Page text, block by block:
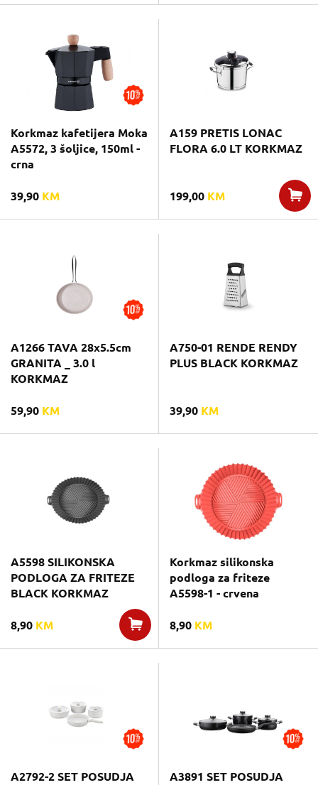
Korkmaz kafetijera Moka
A5572, 3 šoljice, 150ml -
crna
39,90 KM
A159 PRETIS LONAC
FLORA 6.0 LT KORKMAZ
199,00 KM
A1266 TAVA 28x5.5cm
GRANITA _ 3.0 l
KORKMAZ
59,90 KM
A750-01 RENDE RENDY
PLUS BLACK KORKMAZ
39,90 KM
A5598 SILIKONSKA
PODLOGA ZA FRITEZE
BLACK KORKMAZ
8,90 KM
Korkmaz silikonska
podloga za friteze
A5598-1 - crvena
8,90 KM
A2792-2 SET POSUDJA
A3891 SET POSUDJA